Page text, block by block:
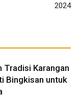
2024
Tradisi Karangan
Bingkisan untuk